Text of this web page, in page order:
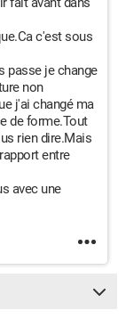
c'est sous
passe je change
non
j'ai changé ma
de forme.Tout
rien dire.Mais
entre
avec une